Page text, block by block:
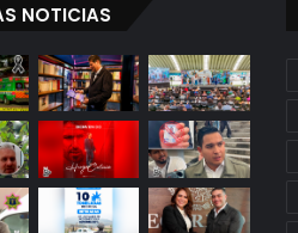
NOTICIAS